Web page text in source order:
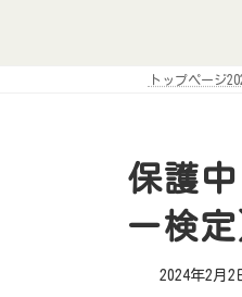
トップページ
保護
ー検
2024年2月2